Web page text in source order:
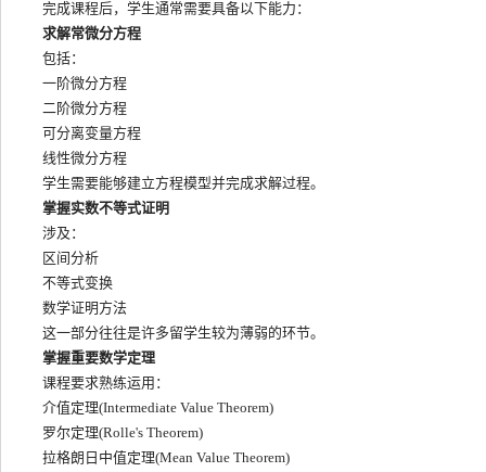
完成课程后，学生通常需要具备以下能力：
求解常微分方程
包括：
一阶微分方程
二阶微分方程
可分离变量方程
线性微分方程
学生需要能够建立方程模型并完成求解过程。
掌握实数不等式证明
涉及：
区间分析
不等式变换
数学证明方法
这一部分往往是许多留学生较为薄弱的环节。
掌握重要数学定理
课程要求熟练运用：
介值定理(Intermediate Value Theorem)
罗尔定理(Rolle's Theorem)
拉格朗日中值定理(Mean Value Theorem)